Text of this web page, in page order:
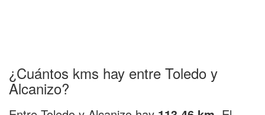
¿Cuántos kms hay entre Toledo y
Alcanizo?